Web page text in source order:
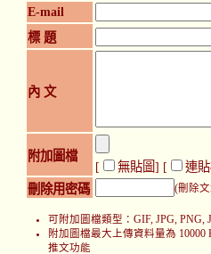
E-mail
標 題
內 文
附加圖檔
[ 無貼圖] [ 連
刪除用密碼
(刪除
可附加圖檔類型：GIF, JPG, PNG,
附加圖檔最大上傳資料量為 10000
推文功能